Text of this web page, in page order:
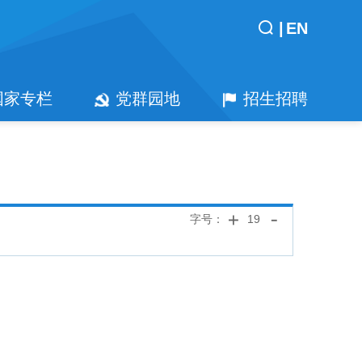
EN
专栏 党群园地 招生招聘
字号： 19